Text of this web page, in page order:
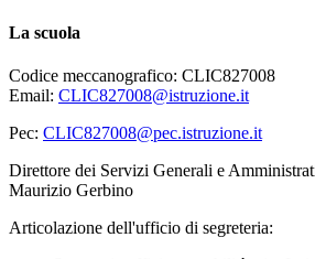
La scuola
Codice meccanografico: CLIC827008
Email: CLIC827008@istruzione.it
Pec: CLIC827008@pec.istruzione.it
Direttore dei Servizi Generali e
Maurizio Gerbino
Articolazione dell'ufficio di segreteria: